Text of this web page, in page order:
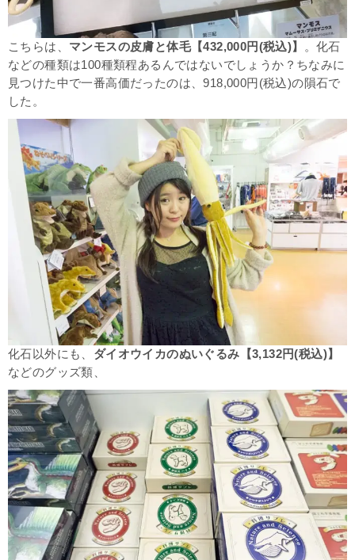
こちらは、 マンモスの皮膚と体毛【432,000円(税込)】 。化石
などの種類は100種類程あるんではないでしょうか？ちなみに
見つけた中で一番高価だったのは、918,000円(税込)の隕石で
した。
化石以外にも、 ダイオウイカのぬいぐるみ【3,132円(税込)】
などのグッズ類、